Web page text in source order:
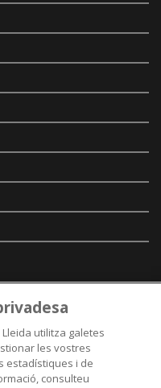
utilitza galetes
les vostres
estadístiques i de
consulteu